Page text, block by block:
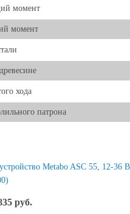
момент
момент
хода
патрона
устройство Metabo ASC 55, 12-
руб.